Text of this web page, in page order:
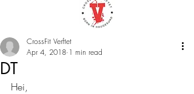
DT
CrossFit Verftet
Apr 4, 2018 1 min read
Hei,